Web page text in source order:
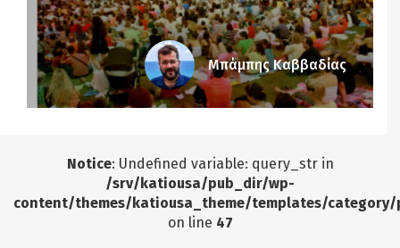
Μπάμπης Καββαδίας
Notice: Undefined variable: query_str in
/srv/katiousa/pub_dir/wp-
content/themes/katiousa_theme/templates/
on line 47